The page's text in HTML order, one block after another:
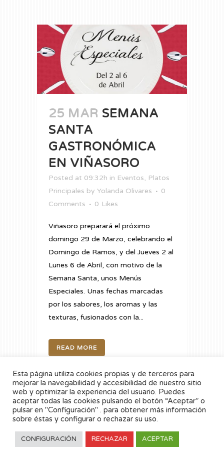
25 MAR SEMANA
SANTA
GASTRONÓMICA
EN VIÑASORO
Posted at 09:32h in Eventos, Platos
Principales by Yolanda Olivares
0
Comments
0 Likes
Viñasoro preparará el próximo
domingo 29 de Marzo, celebrando el
Domingo de Ramos, y del Jueves 2 al
Lunes 6 de Abril, con motivo de la
Semana Santa, unos Menús
Especiales. Unas fechas marcadas
por los sabores, los aromas y las
texturas, fusionados con la...
READ MORE
1 2 3
4
5
6 7 8
Esta página utiliza cookies propias y de terceros para
mejorar la navegabilidad y accesibilidad de nuestro sitio
web y optimizar la experiencia del usuario. Puedes
aceptar todas las cookies pulsando el botón “Aceptar” o
pulsar en "Configuración" . para obtener más información
sobre éstas y configurar o rechazar su uso.
CONFIGURACIÓN RECHAZAR ACEPTAR